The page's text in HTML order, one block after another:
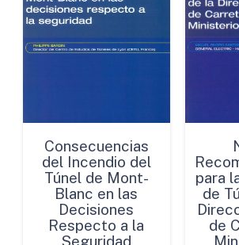
Consecuencias
del Incendio del
Túnel de Mont-
Blanc en las
Decisiones
Respecto a la
Seguridad
para
de
de